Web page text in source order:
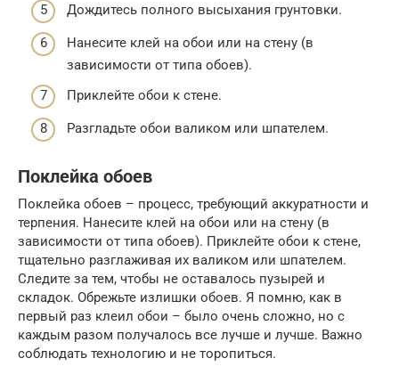
Дождитесь полного высыхания грунтовки.
Нанесите клей на обои или на стену (в
зависимости от типа обоев).
Приклейте обои к стене.
Разгладьте обои валиком или шпателем.
Поклейка обоев
Поклейка обоев – процесс, требующий аккуратности и
терпения. Нанесите клей на обои или на стену (в
зависимости от типа обоев). Приклейте обои к стене,
тщательно разглаживая их валиком или шпателем.
Следите за тем, чтобы не оставалось пузырей и
складок. Обрежьте излишки обоев. Я помню, как в
первый раз клеил обои – было очень сложно, но с
каждым разом получалось все лучше и лучше. Важно
соблюдать технологию и не торопиться.